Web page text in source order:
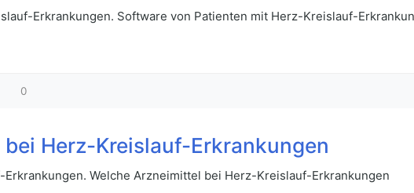
Erkrankungen. Software von Patienten mit Herz-Kreislauf-
0
Herz-Kreislauf-Erkrankungen
Welche Arzneimittel bei Herz-Kreislauf-Erkrankungen